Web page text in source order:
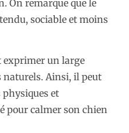
On remarque que le
sociable et moins
exprimer un large
naturels. Ainsi, il peut
physiques et
pour calmer son chien